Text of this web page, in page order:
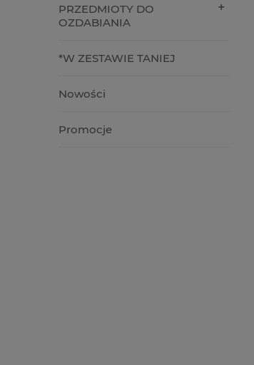
PRZEDMIOTY DO
OZDABIANIA
*W ZESTAWIE TANIEJ
Nowości
Promocje